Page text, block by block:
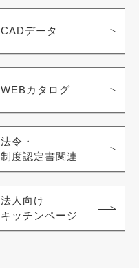
CADデータ
WEBカタログ
法令・
制度認定書関連
法人向け
キッチンページ